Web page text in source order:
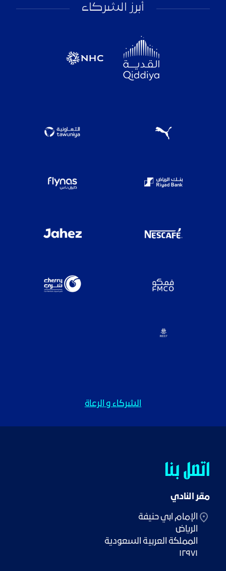
أبرز الشركاء
الشركاء و الرعاة
اتصل بنا
مقر النادي
١٢٩٧١